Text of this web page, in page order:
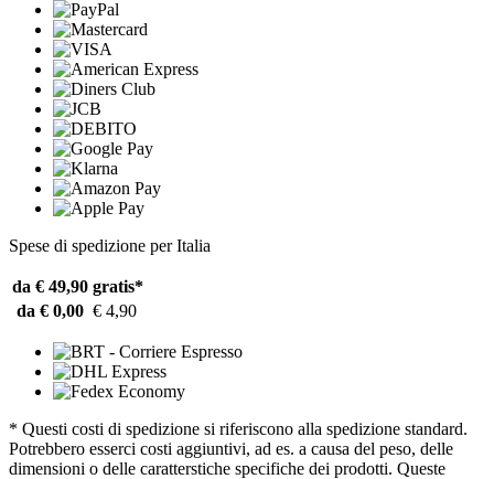
Spese di spedizione per Italia
da € 49,90 gratis*
da € 0,00 € 4,90
* Questi costi di spedizione si riferiscono alla spedizione standard.
Potrebbero esserci costi aggiuntivi, ad es. a causa del peso, delle
dimensioni o delle caratterstiche specifiche dei prodotti. Queste